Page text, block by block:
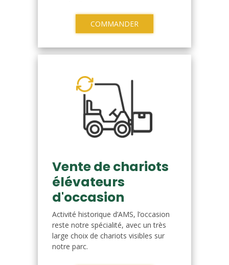
COMMANDER
Vente de chariots
élévateurs
d'occasion
Activité historique d’AMS, l’occasion
reste notre spécialité, avec un très
large choix de chariots visibles sur
notre parc.